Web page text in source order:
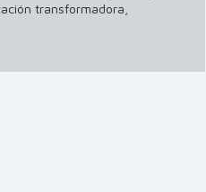
transformadora,